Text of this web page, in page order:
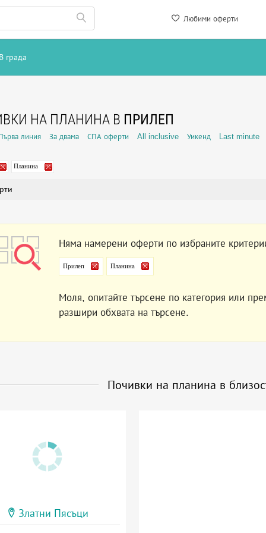
Любими оферти
града
НА ПЛАНИНА В ПРИЛЕП
линия За двама СПА оферти All inclusive Уикенд Last minute
Планина
Няма намерени оферти по избраните
Прилеп Планина
Моля, опитайте търсене по категория или
разшири обхвата на търсене.
Почивки на планина в
Златни Пясъци